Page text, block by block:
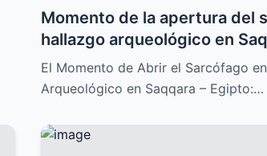
Momento de la apertura del
hallazgo arqueológico en
impresionante que lo
El Momento de Abrir el Sarcófago
Arqueológico en Saqqara – Egipto:…